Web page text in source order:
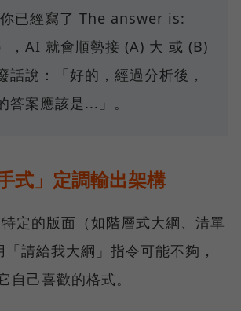
已經寫了 The answer is:
，AI 就會順勢接 (A) 大 或 (B)
話說：「好的，經過分析後，
答案應該是...」。
式」定調輸出架構
定的版面（如階層式大綱、清單
請給我大綱」指令可能不夠，
自己喜歡的格式。